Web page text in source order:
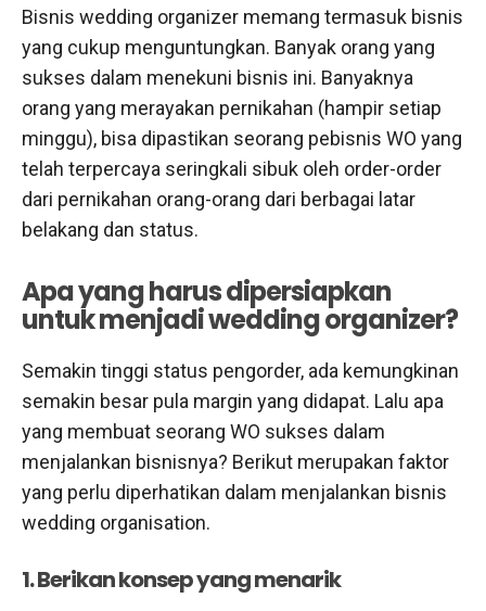
Bisnis wedding organizer memang termasuk bisnis
yang cukup menguntungkan. Banyak orang yang
sukses dalam menekuni bisnis ini. Banyaknya
orang yang merayakan pernikahan (hampir setiap
minggu), bisa dipastikan seorang pebisnis WO yang
telah terpercaya seringkali sibuk oleh order-order
dari pernikahan orang-orang dari berbagai latar
belakang dan status.
Apa yang harus dipersiapkan
untuk menjadi wedding organizer?
Semakin tinggi status pengorder, ada kemungkinan
semakin besar pula margin yang didapat. Lalu apa
yang membuat seorang WO sukses dalam
menjalankan bisnisnya? Berikut merupakan faktor
yang perlu diperhatikan dalam menjalankan bisnis
wedding organisation.
1. Berikan konsep yang menarik